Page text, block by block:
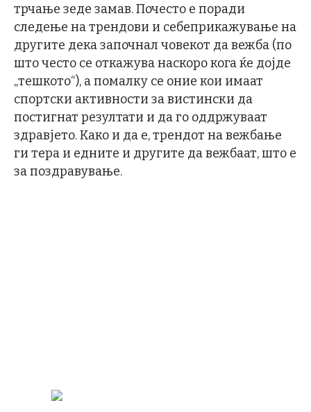
трчање зеде замав. Почесто е поради
следење на трендови и себеприкажување на
другите дека започнал човекот да вежба (по
што често се откажува наскоро кога ќе дојде
„тешкото“), а помалку се оние кои имаат
спортски активности за вистински да
постигнат резултати и да го оддржуваат
здравјето. Како и да е, трендот на вежбање
ги тера и едните и другите да вежбаат, што е
за поздравување.